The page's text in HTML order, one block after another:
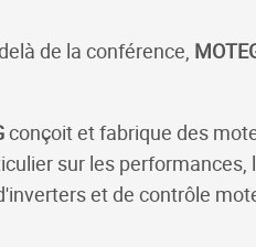
de la conférence,
conçoit et fabrique des
sur les
et de contrôle